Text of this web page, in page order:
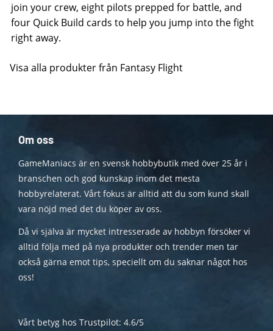
join your crew, eight pilots prepped for battle, and
four Quick Build cards to help you jump into the fight
right away.
Visa alla produkter från Fantasy Flight
Om oss
GameManiacs är en svensk hobbybutik med över 25 år i
branschen och god kunskap inom det mesta
hobbyrelaterat. Vårt fokus är alltid att du som kund skall
vara nöjd med det du köper av oss.
Då vi själva är mycket intresserade av hobbyn försöker vi
alltid följa med på nya produkter och trender men tar
också gärna emot tips, speciellt om du saknar något hos
oss!
Vårt betyg hos Trustpilot: 4.6/5